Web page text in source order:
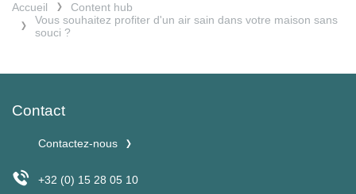
Accueil
Content hub
Vous souhaitez profiter d'un air sain dans votre maison sans
souci ?
Contact
Contactez-nous
+32 (0) 15 28 05 10